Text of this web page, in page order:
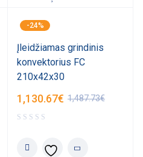
-24%
Įleidžiamas grindinis
konvektorius FC
210x42x30
1,487.73€
1,130.67€